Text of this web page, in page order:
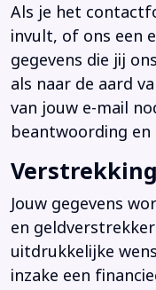
Als je het
invult, of ons een
gegevens die jij
als naar de aard
van jouw e-mail
beantwoording en
Jouw gegevens
en
uitdrukkelijke
inzake een